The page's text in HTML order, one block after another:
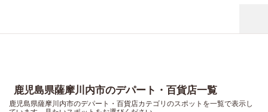
鹿児島県薩摩川内市のデパート・百貨店一覧
鹿児島県薩摩川内市のデパート・百貨店カテゴリのスポットを一覧で表示し